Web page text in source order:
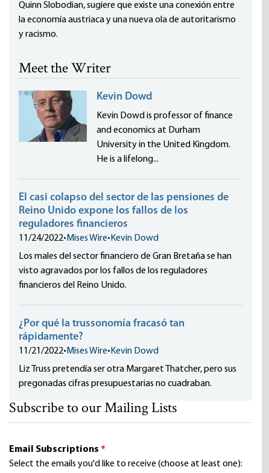
Quinn Slobodian, sugiere que existe una conexión entre
la economía austriaca y una nueva ola de autoritarismo
y racismo.
Meet the Writer
Kevin Dowd
Kevin Dowd is professor of finance
and economics at Durham
University in the United Kingdom.
He is a lifelong...
El casi colapso del sector de las pensiones de
Reino Unido expone los fallos de los
reguladores financieros
11/24/2022• Mises Wire• Kevin Dowd
Los males del sector financiero de Gran Bretaña se han
visto agravados por los fallos de los reguladores
financieros del Reino Unido.
¿Por qué la trussonomía fracasó tan
rápidamente?
11/21/2022• Mises Wire• Kevin Dowd
Liz Truss pretendía ser otra Margaret Thatcher, pero sus
pregonadas cifras presupuestarias no cuadraban.
Subscribe to our Mailing Lists
Email Subscriptions *
Select the emails you'd like to receive (choose at least one):